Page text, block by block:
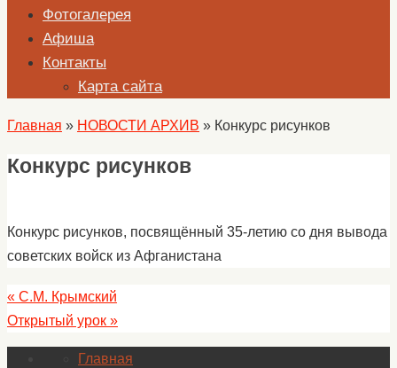
Фотогалерея
Афиша
Контакты
Карта сайта
Главная » НОВОСТИ АРХИВ » Конкурс рисунков
Конкурс рисунков
Конкурс рисунков, посвящённый 35-летию со дня вывода
советских войск из Афганистана
« С.М. Крымский
Открытый урок »
Главная